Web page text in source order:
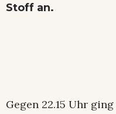
Stoff an.
Gegen 22.15 Uhr